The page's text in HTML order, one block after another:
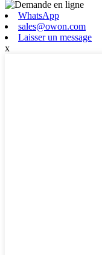
WhatsApp
sales@owon.com
Laisser un message
x